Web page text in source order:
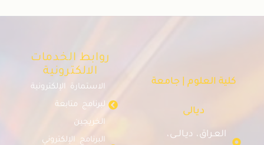
كلية العلوم | جامعة
ديالى
العـراق، ديـالــى،
روابط الخدمات
الالكترونية
الاستمارة الإلكترونية
لبرنامج متابعة
الخريجين
البرنامج الإلكتروني